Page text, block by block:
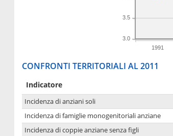
1991
3.0
3.5
CONFRONTI TERRITORIALI AL 2011
Indicatore
Incidenza di anziani soli
Incidenza di famiglie monogenitoriali anziane
Incidenza di coppie anziane senza figli